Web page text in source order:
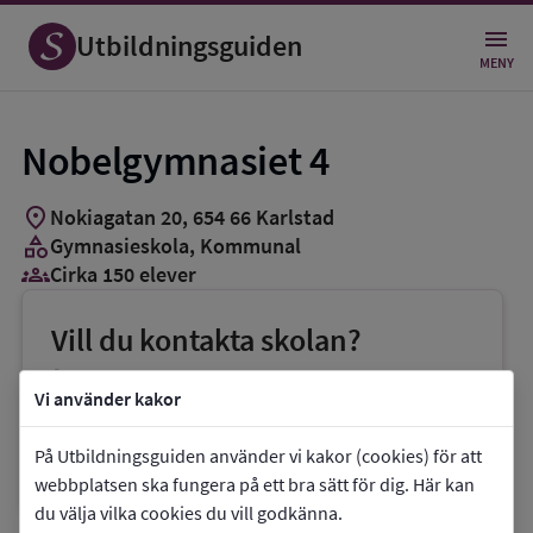
Vi använder kakor
På Utbildningsguiden använder vi kakor (cookies) för att
webbplatsen ska fungera på ett bra sätt för dig. Här kan
du välja vilka cookies du vill godkänna.
Utbildningsguiden MENY
Nobelgymnasiet 4
location_on Nokiagatan 20, 654 66 Karlstad
categoryGymnasieskola, Kommunal
groups_3Cirka 150 elever
Vill du kontakta skolan?
phoneTelefon:054-5401500
mailE-post:anna.karin.leandersson@karlstad.se
linkWebbplats:Nobelgymnasiet 4